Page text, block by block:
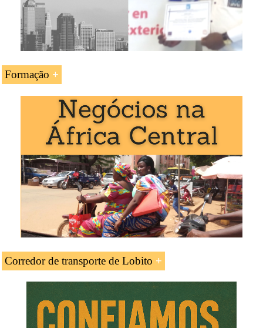
Formação
Projeto Corredor de transporte de Lobito
estudada nos seguintes programas ministrados pela EENI
Global Business School:
Cursos de Logística:Transporte na África,Transporte
rodoviário,multimodal.
Corredor de transporte de Lobito
O projeto do Corredor Intermodal de Lobito
desenvolvido pela Conferência Internacional sobre a
região dos Grandes Lagos .